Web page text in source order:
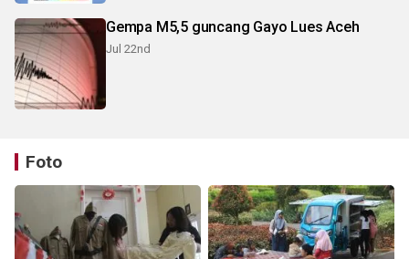
Gempa M5,5 guncang Gayo Lues Aceh
Jul 22nd
Foto